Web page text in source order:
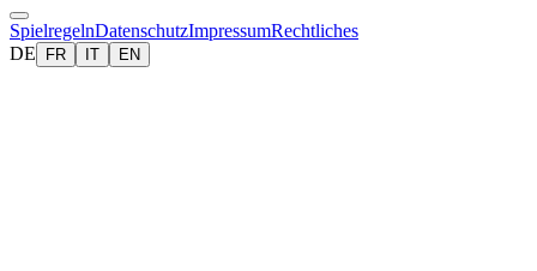
SpielregelnDatenschutzImpressumRechtliches
DE
FR IT EN